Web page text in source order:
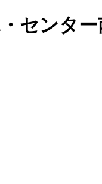
センタ